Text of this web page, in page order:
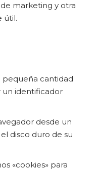
marketing y otra
útil.
pequeña cantidad
un identificador
desde un
disco duro de su
«cookies» para